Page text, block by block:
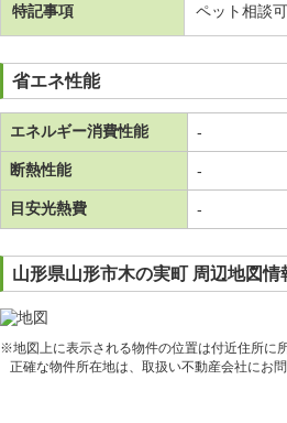
特記事項 ペット相談可
省エネ性能
エネルギー消費性能 -
断熱性能 -
目安光熱費 -
山形県山形市木の実町 周辺地図情
※地図上に表示される物件の位置は付近住所に
正確な物件所在地は、取扱い不動産会社にお